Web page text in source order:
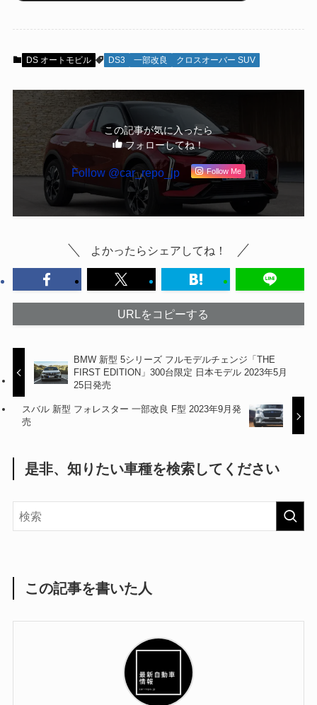
DS オートモビル DS3 一部改良 クロスオーバー SUV
この記事が気に入ったら
フォローしてね！
Follow @car_repo_jp Follow Me
よかったらシェアしてね！
URLをコピーする
BMW 新型 5シリーズ フルモデルチェンジ「THE
FIRST EDITION」300台限定 日本モデル 2023年5月
25日発売
スバル 新型 フォレスター 一部改良 F型 2023年9月発
売
是非、知りたい車種を検索してください
この記事を書いた人